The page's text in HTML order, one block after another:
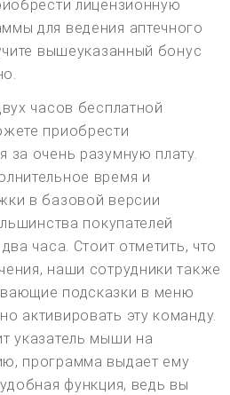
лицензионную
для ведения аптечного
вышеуказанный бонус
часов бесплатной
приобрести
за очень разумную плату.
время и
в базовой версии
покупателей
часа. Стоит отметить, что
наши сотрудники также
подсказки в меню
активировать эту команду.
указатель мыши на
программа выдает ему
функция, ведь вы